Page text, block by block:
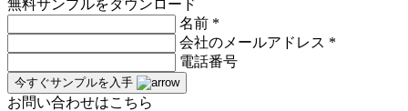
無料サンプルをダウンロード
名前 *
会社のメールアドレス *
電話番号
今すぐサンプルを入手
お問い合わせはこちら